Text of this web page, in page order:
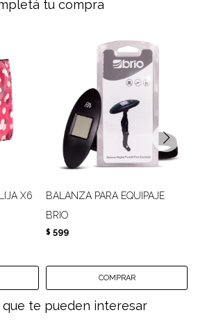
tu compra
X6
BALANZA PARA EQUIPAJE
BRIO
$ 599
te pueden interesar